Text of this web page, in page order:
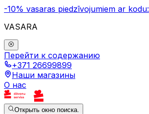
-10% vasaras piedzīvojumiem ar kodu:
VASARA
Перейти к содержанию
+371 26699899
Наши магазины
О нас
Открыть окно поиска.